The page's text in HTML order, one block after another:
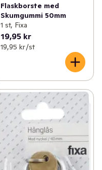
Flaskborste med
Skumgummi 50mm
1 st, Fixa
19,95 kr
19,95 kr /st